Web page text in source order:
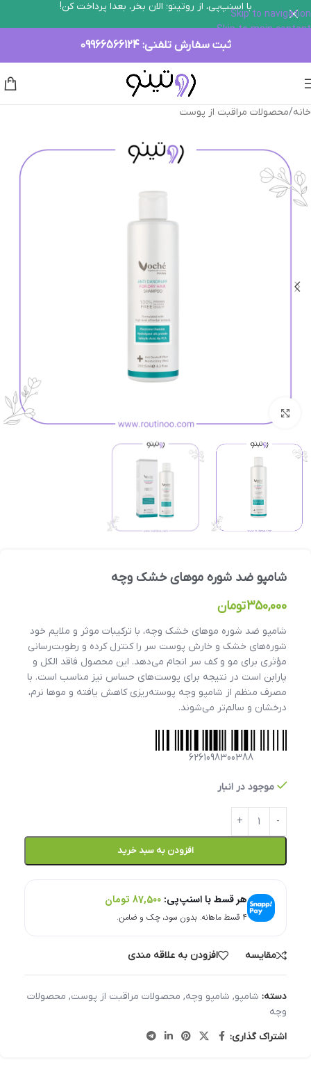
Skip to navigation
Skip to main content
با اسنپ‌پی، از روتینو؛ الان بخر، بعدا پرداخت کن!
ثبت سفارش تلفنی: 09966566124
خانه/محصولات مراقبت از پوست
شامپو ضد شوره موهای خشک وچه
350,000تومان
شامپو ضد شوره موهای خشک وچه، با ترکیبات موثر و ملایم خود
شوره‌های خشک و خارش پوست سر را کنترل کرده و رطوبت‌رسانی
مؤثری برای مو و کف سر انجام می‌دهد. این محصول فاقد الکل و
پارابن است در نتیجه برای پوست‌های حساس نیز مناسب است. با
مصرف منظم از شامپو وچه پوسته‌ریزی کاهش یافته و موها نرم،
درخشان و سالم‌تر می‌شوند.
6261098300388
موجود در انبار
افزودن به سبد خرید
هر قسط با اسنپ‌پی: 87,500 تومان
۴ قسط ماهانه. بدون سود، چک و ضامن.
مقایسه افزودن به علاقه مندی
دسته: شامپو, شامپو وچه, محصولات مراقبت از پوست, محصولات
وچه
اشتراک گذاری: